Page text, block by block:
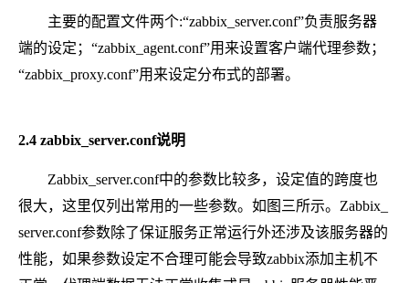
主要的配置文件两个:“zabbix_server.conf”负责服务器
端的设定；“zabbix_agent.conf”用来设置客户端代理参数；
“zabbix_proxy.conf”用来设定分布式的部署。
2.4 zabbix_server.conf说明
Zabbix_server.conf中的参数比较多，设定值的跨度也
很大，这里仅列出常用的一些参数。如图三所示。Zabbix_
server.conf参数除了保证服务正常运行外还涉及该服务器的
性能，如果参数设定不合理可能会导致zabbix添加主机不